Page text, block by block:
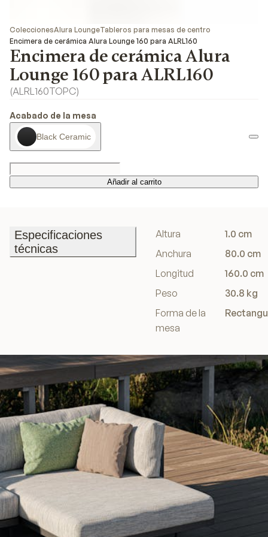
ColeccionesAlura LoungeTableros para mesas de centro
Encimera de cerámica Alura Lounge 160 para ALRL160
Encimera de cerámica Alura
Lounge 160 para ALRL160
(ALRL160TOPC)
Acabado de la mesa
Black Ceramic
Añadir al carrito
Añadir al carrito
Especificaciones
técnicas
Altura
1.0 cm
Anchura
80.0 cm
Longitud
160.0 cm
Peso
30.8 kg
Forma de la
mesa